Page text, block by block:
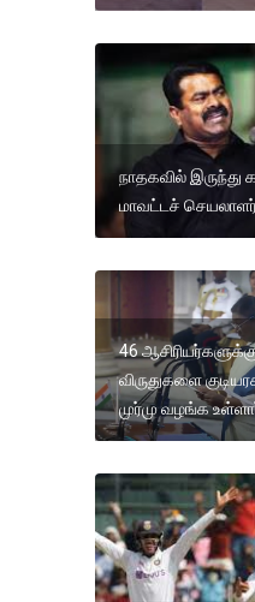
நாதகவில் இருந்து
மாவட்டச் செயலாளர்
46
விருதுகளை
முர்மு வழங்க